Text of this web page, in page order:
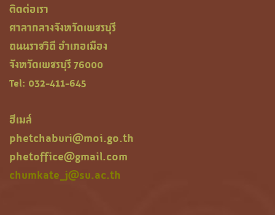
ติดต่อเรา
ศาลากลางจังหวัดเพชรบุรี
ถนนราชวิถี อำเภอเมือง
จังหวัดเพชรบุรี 76000
Tel: 032-411-645
ฮีเมล์
phetchaburi@moi.go.th
phetoffice@gmail.com
chumkate_j@su.ac.th